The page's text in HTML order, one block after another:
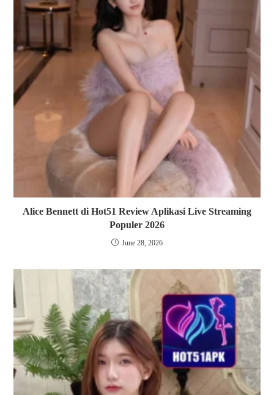
Alice Bennett di Hot51 Review Aplikasi Live Streaming
Populer 2026
June 28, 2026